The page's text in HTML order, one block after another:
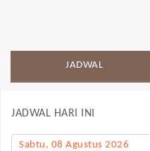
JADWAL
JADWAL HARI INI
Sabtu, 08 Agustus 2026